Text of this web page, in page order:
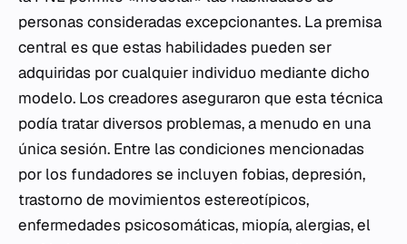
personas consideradas excepcionantes. La premisa
central es que estas habilidades pueden ser
adquiridas por cualquier individuo mediante dicho
modelo. Los creadores aseguraron que esta técnica
podía tratar diversos problemas, a menudo en una
única sesión. Entre las condiciones mencionadas
por los fundadores se incluyen fobias, depresión,
trastorno de movimientos estereotípicos,
enfermedades psicosomáticas, miopía, alergias, el